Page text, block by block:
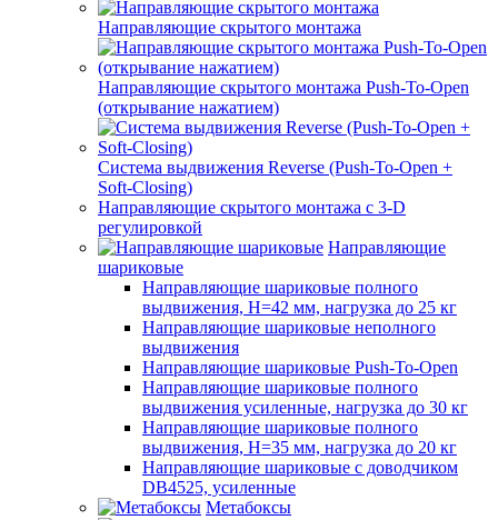
Направляющие скрытого монтажа
Направляющие скрытого монтажа Push-To-Open
(открывание нажатием)
Система выдвижения Reverse (Push-To-Open +
Soft-Closing)
Направляющие скрытого монтажа с 3-D
регулировкой
Направляющие
шариковые
Направляющие шариковые полного
выдвижения, H=42 мм, нагрузка до 25 кг
Направляющие шариковые неполного
выдвижения
Направляющие шариковые Push-To-Open
Направляющие шариковые полного
выдвижения усиленные, нагрузка до 30 кг
Направляющие шариковые полного
выдвижения, H=35 мм, нагрузка до 20 кг
Направляющие шариковые с доводчиком
DB4525, усиленные
Метабоксы